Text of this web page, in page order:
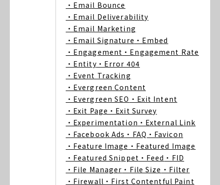
・Email Bounce
・Email Deliverability
・Email Marketing
・Email Signature ・Embed
・Engagement ・Engagement Rate
・Entity ・Error 404
・Event Tracking
・Evergreen Content
・Evergreen SEO ・Exit Intent
・Exit Page ・Exit Survey
・Experimentation ・External Link
・Facebook Ads ・FAQ ・Favicon
・Feature Image ・Featured Image
・Featured Snippet ・Feed ・FID
・File Manager ・File Size ・Filter
・Firewall ・First Contentful Paint